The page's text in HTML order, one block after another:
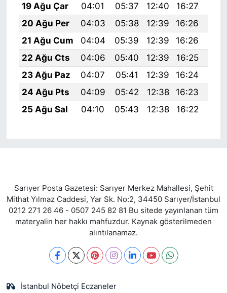
19 Ağu Çar
04:01 05:37 12:40 16:27
20 Ağu Per
04:03 05:38 12:39 16:26
21 Ağu Cum
04:04 05:39 12:39 16:26
22 Ağu Cts
04:06 05:40 12:39 16:25
23 Ağu Paz
04:07 05:41 12:39 16:24
24 Ağu Pts
04:09 05:42 12:38 16:23
25 Ağu Sal
04:10 05:43 12:38 16:22
Sarıyer Posta Gazetesi: Sarıyer Merkez Mahallesi, Şehit
Mithat Yılmaz Caddesi, Yar Sk. No:2, 34450 Sarıyer/İstanbul
0212 271 26 46 - 0507 245 82 81 Bu sitede yayınlanan tüm
materyalin her hakkı mahfuzdur. Kaynak gösterilmeden
alıntılanamaz.
İstanbul Nöbetçi Eczaneler